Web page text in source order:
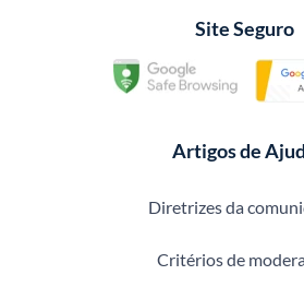
Site Seguro
Artigos de
Diretrizes da
Critérios de